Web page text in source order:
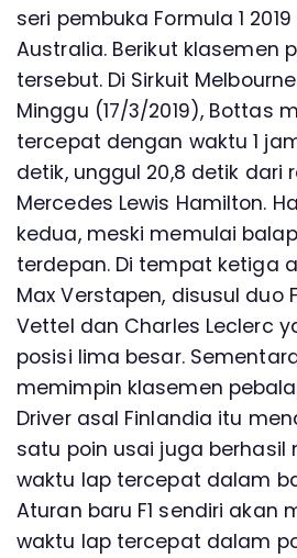
seri pembuka Formula 1
Australia. Berikut klasemen
tersebut. Di Sirkuit
Minggu (17/3/2019), Bottas
tercepat dengan waktu 1
detik, unggul 20,8 detik dari
Mercedes Lewis Hamilton.
kedua, meski memulai
terdepan. Di tempat ketiga
Max Verstapen, disusul duo
Vettel dan Charles Leclerc
posisi lima besar.
memimpin klasemen
Driver asal Finlandia itu
satu poin usai juga berhasil
waktu lap tercepat dalam
Aturan baru F1 sendiri akan
waktu lap tercepat dalam